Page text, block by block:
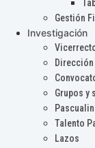
Gestión
Investigación
Grupos y
Talento
Lazos